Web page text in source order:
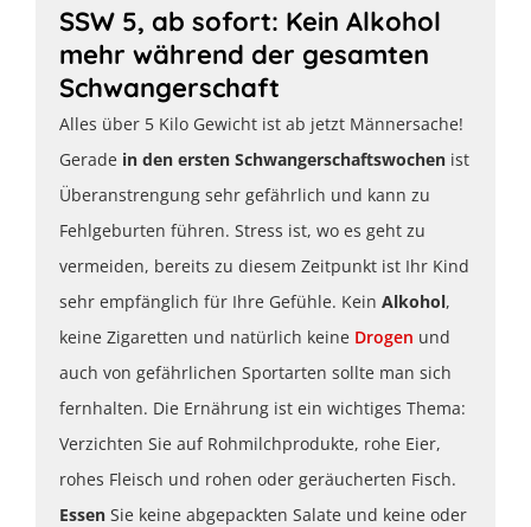
SSW 5, ab sofort: Kein Alkohol
mehr während der gesamten
Schwangerschaft
Alles über 5 Kilo Gewicht ist ab jetzt Männersache!
Gerade in den ersten Schwangerschaftswochen ist
Überanstrengung sehr gefährlich und kann zu
Fehlgeburten führen. Stress ist, wo es geht zu
vermeiden, bereits zu diesem Zeitpunkt ist Ihr Kind
sehr empfänglich für Ihre Gefühle. Kein Alkohol,
keine Zigaretten und natürlich keine Drogen und
auch von gefährlichen Sportarten sollte man sich
fernhalten. Die Ernährung ist ein wichtiges Thema:
Verzichten Sie auf Rohmilchprodukte, rohe Eier,
rohes Fleisch und rohen oder geräucherten Fisch.
Essen Sie keine abgepackten Salate und keine oder